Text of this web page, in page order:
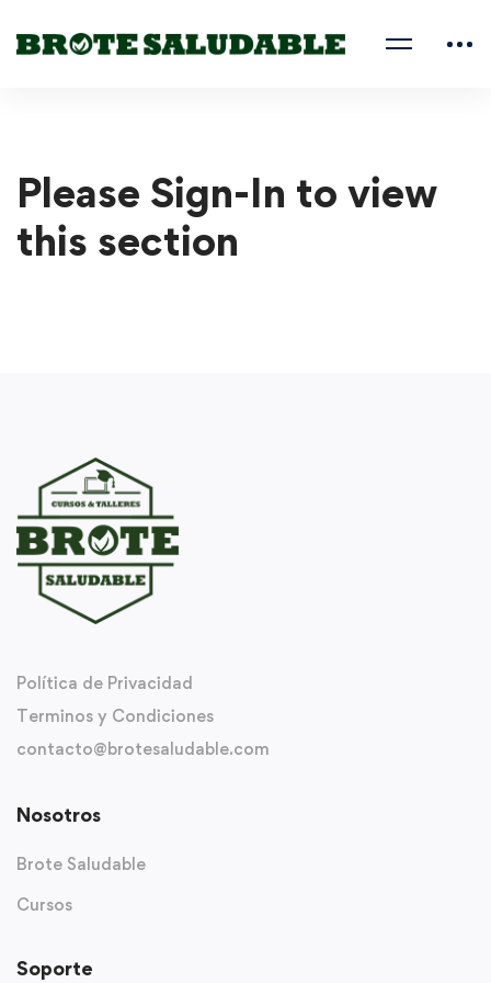
Please Sign-In to view
this section
Política de Privacidad
Terminos y Condiciones
contacto@brotesaludable.com
Nosotros
Brote Saludable
Cursos
Soporte